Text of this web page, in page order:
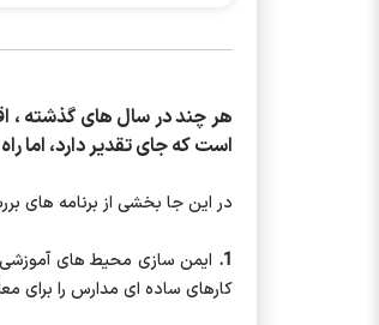
هر چند در سال های گذشته ،
است که جای تقدیر دارد، اما
در این جا بخشی از برنامه های
1. ایمن سازی محیط های آموزشی
کارهای ساده ای مدارس را برای